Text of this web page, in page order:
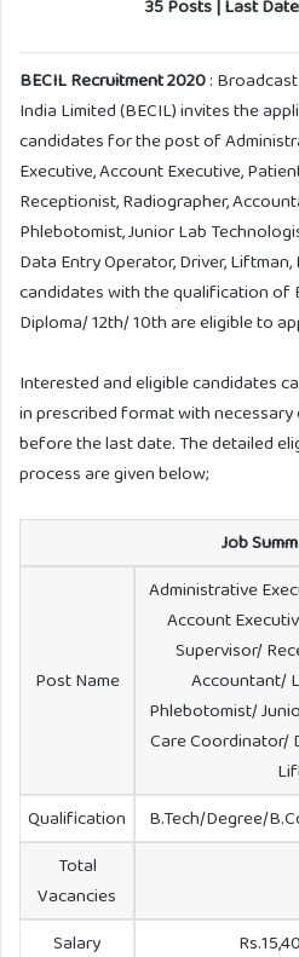
35 Posts | Last
BECIL Recruitment 2020:
India Limited (BECIL) invites the
candidates for the post of
Executive, Account Executive,
Receptionist, Radiographer,
Phlebotomist, Junior Lab
Data Entry Operator, Driver,
candidates with the qualification of
Diploma/ 12th/ 10th are eligible to
Interested and eligible candidates
in prescribed format with
before the last date. The detailed
process are given below;
Job
Post Name
Administrative
Account
Supervisor/
Accountant/
Phlebotomist/
Care Coordinator/
Qualification
B.Tech/Degree/
Total
Vacancies
Salary